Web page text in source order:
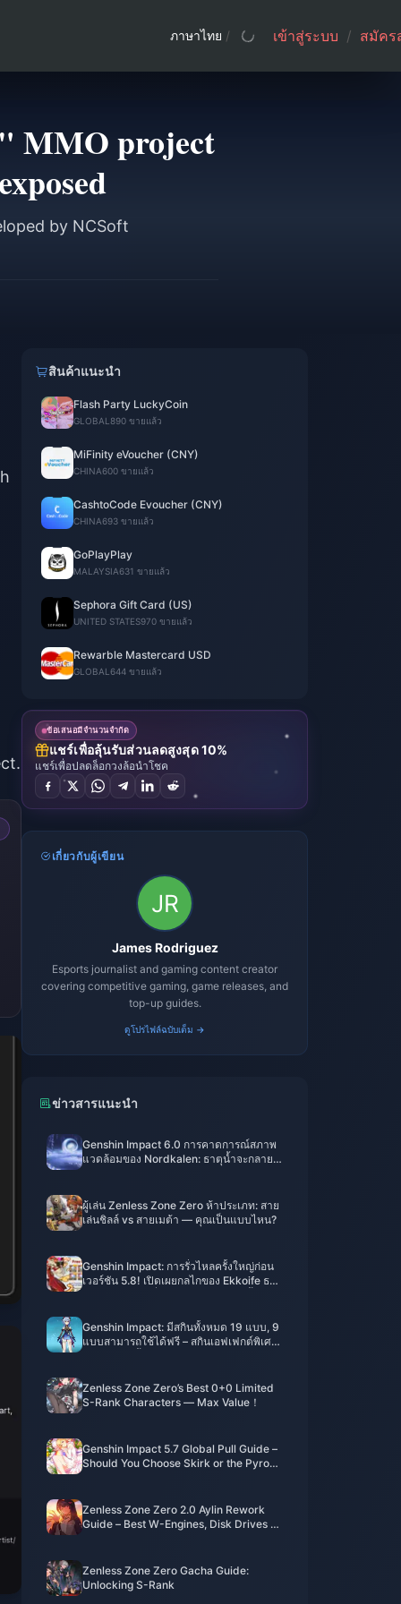
ภาษาไทย / เข้าสู่ระบบ / สมัคร
MMO project
by NCSoft
สินค้าแนะนำ
Flash Party LuckyCoin
GLOBAL 890 ขายแล้ว
MiFinity eVoucher (CNY)
CHINA600 ขายแล้ว
CashtoCode Evoucher (CNY)
CHINA693 ขายแล้ว
GoPlayPlay
MALAYSIA631 ขายแล้ว
Sephora Gift Card (US)
UNITED STATES970 ขายแล้ว
Rewarble Mastercard USD
GLOBAL 644 ขายแล้ว
ข้อเสนอมีจำนวนจำกัด
แชร์เพื่อลุ้นรับส่วนลดสูงสุด 10%
แชร์เพื่อปลดล็อกวงล้อนำโชค
เกี่ยวกับผู้เขียน
James Rodriguez
Esports journalist and gaming content creator
covering competitive gaming, game releases, and
top-up guides.
ดูโปรไฟล์ฉบับเต็ม →
ข่าวสารแนะนำ
Genshin Impact 6.0 การคาดการณ์สภาพ
แวดล้อมของ Nordkalen: ธาตุน้ำจะกลาย
ตัวละครธาตุไม้ และระบบนิเวศของทีม
ผู้เล่น Zenless Zone Zero ห้าประเภท: สาย
เล่นชิลล์ vs สายเมต้า — คุณเป็นแบบไหน?
Genshin Impact: การรั่วไหลครั้งใหญ่ก่อน
เวอร์ชัน 5.8! เปิดเผยกลไกของ Ekkoife ธาตุ
Genshin Impact: มีสกินทั้งหมด 19 แบบ, 9
แบบสามารถใช้ได้ฟรี – สกินเอฟเฟกต์พิเศษ
Zenless Zone Zero’s Best 0+0 Limited
S-Rank Characters — Max Value！
Genshin Impact 5.7 Global Pull Guide –
Should You Choose Skirk or the Pyro
Zenless Zone Zero 2.0 Aylin Rework
Guide – Best W-Engines, Disk Drives &
Zenless Zone Zero Gacha Guide:
Unlocking S-Rank